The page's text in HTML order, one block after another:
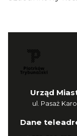
Urząd
ul. Pasaż
Dane